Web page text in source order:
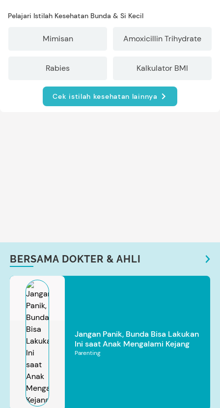
Pelajari Istilah Kesehatan Bunda & Si Kecil
Mimisan Amoxicillin Trihydrate
Rabies Kalkulator BMI
Cek istilah kesehatan lainnya
BERSAMA DOKTER & AHLI
Jangan Panik, Bunda Bisa Lakukan
Ini saat Anak Mengalami Kejang
Parenting